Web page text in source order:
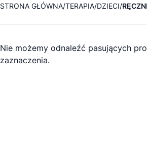
STRONA GŁÓWNA TERAPIA DZIECI
Nie możemy odnaleźć pasujących
zaznaczenia.